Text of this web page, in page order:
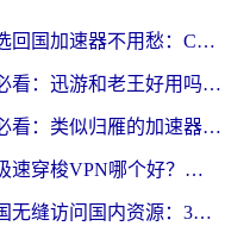
海外党选回国加速器不用愁：ChickCN和洞见哪个好？一篇搞定所有疑问
海外党必看：迅游和老王好用吗？3分钟选对加速国内网络的加速器
海外党必看：类似归雁的加速器怎么选？一篇搞定无缝访问国内资源
斧牛和极速穿梭VPN哪个好？海外党选回国加速器必看的真实对比与避坑指南
北美回国无缝访问国内资源：3年海外党亲测的加速器选择指南